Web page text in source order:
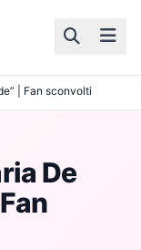
| Fan sconvolti
De